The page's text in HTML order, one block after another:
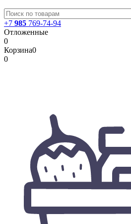
+7 985 769-74-94
Отложенные
0
Корзина0
0